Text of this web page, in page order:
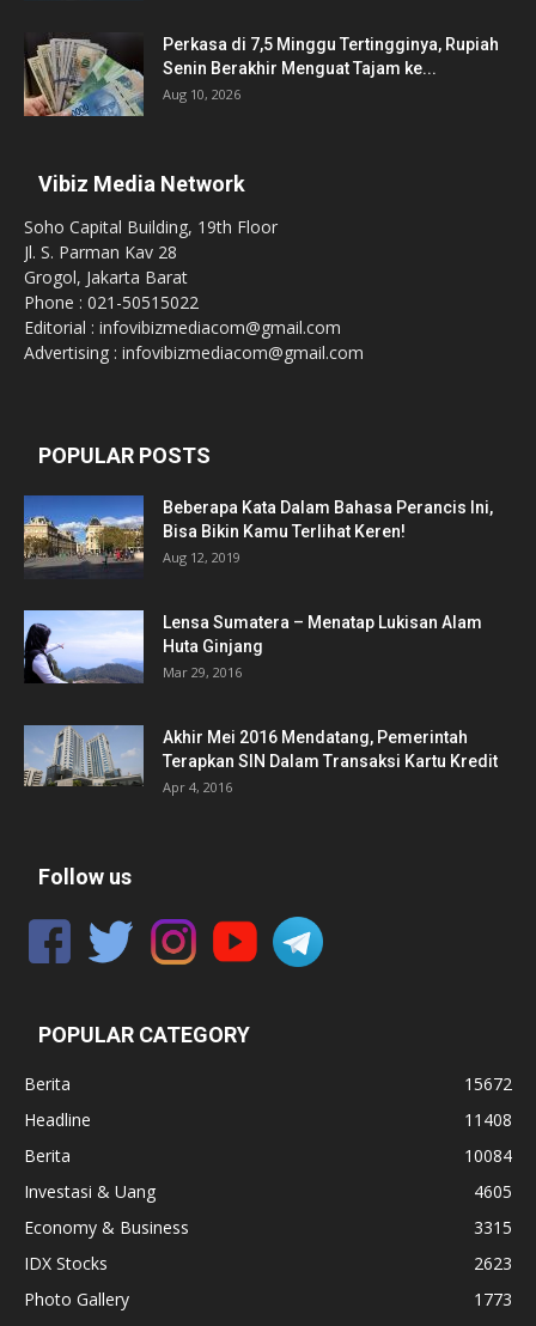
Perkasa di 7,5 Minggu Tertingginya, Rupiah
Senin Berakhir Menguat Tajam ke...
Aug 10, 2026
Vibiz Media Network
Soho Capital Building, 19th Floor
Jl. S. Parman Kav 28
Grogol, Jakarta Barat
Phone : 021-50515022
Editorial : infovibizmediacom@gmail.com
Advertising : infovibizmediacom@gmail.com
POPULAR POSTS
Beberapa Kata Dalam Bahasa Perancis Ini,
Bisa Bikin Kamu Terlihat Keren!
Aug 12, 2019
Lensa Sumatera – Menatap Lukisan Alam
Huta Ginjang
Mar 29, 2016
Akhir Mei 2016 Mendatang, Pemerintah
Terapkan SIN Dalam Transaksi Kartu Kredit
Apr 4, 2016
Follow us
POPULAR CATEGORY
Berita
15672
Headline
11408
Berita
10084
Investasi & Uang
4605
Economy & Business
3315
IDX Stocks
2623
Photo Gallery
1773